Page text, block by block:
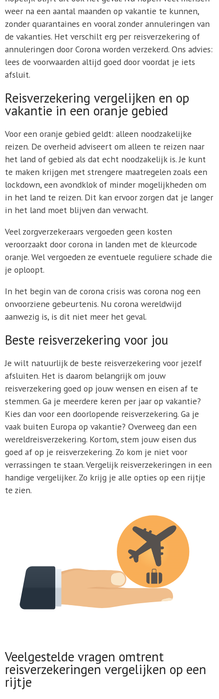
weer na een aantal maanden op vakantie te kunnen,
zonder quarantaines en vooral zonder annuleringen van
de vakanties. Het verschilt erg per reisverzekering of
annuleringen door Corona worden verzekerd. Ons advies:
lees de voorwaarden altijd goed door voordat je iets
afsluit.
Reisverzekering vergelijken en op
vakantie in een oranje gebied
Voor een oranje gebied geldt: alleen noodzakelijke
reizen. De overheid adviseert om alleen te reizen naar
het land of gebied als dat echt noodzakelijk is. Je kunt
te maken krijgen met strengere maatregelen zoals een
lockdown, een avondklok of minder mogelijkheden om
in het land te reizen. Dit kan ervoor zorgen dat je langer
in het land moet blijven dan verwacht.
Veel zorgverzekeraars vergoeden geen kosten
veroorzaakt door corona in landen met de kleurcode
oranje. Wel vergoeden ze eventuele reguliere schade die
je oploopt.
In het begin van de corona crisis was corona nog een
onvoorziene gebeurtenis. Nu corona wereldwijd
aanwezig is, is dit niet meer het geval.
Beste reisverzekering voor jou
Je wilt natuurlijk de beste reisverzekering voor jezelf
afsluiten. Het is daarom belangrijk om jouw
reisverzekering goed op jouw wensen en eisen af te
stemmen. Ga je meerdere keren per jaar op vakantie?
Kies dan voor een doorlopende reisverzekering. Ga je
vaak buiten Europa op vakantie? Overweeg dan een
wereldreisverzekering. Kortom, stem jouw eisen dus
goed af op je reisverzekering. Zo kom je niet voor
verrassingen te staan. Vergelijk reisverzekeringen in een
handige vergelijker. Zo krijg je alle opties op een rijtje
te zien.
Veelgestelde vragen omtrent
reisverzekeringen vergelijken op een
rijtje